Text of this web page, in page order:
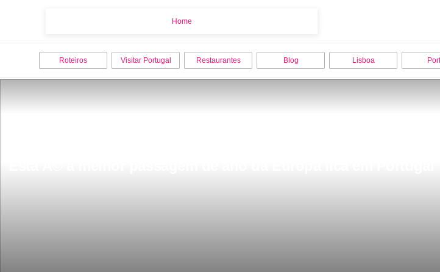
Home
Roteiros Visitar Portugal Restaurantes Blog Lisboa